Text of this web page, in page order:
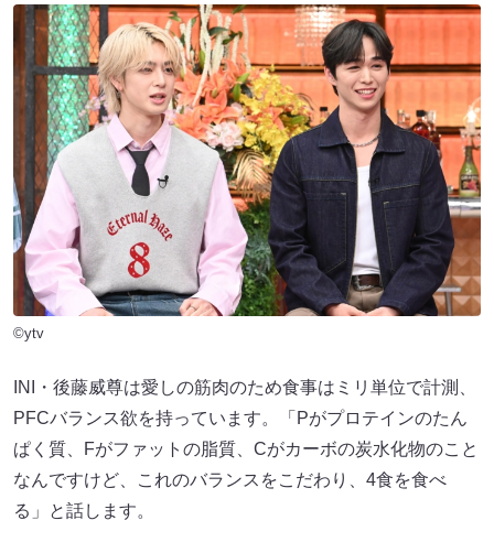
©ytv
INI・後藤威尊は愛しの筋肉のため食事はミリ単位で計測、
PFCバランス欲を持っています。「Pがプロテインのたん
ぱく質、Fがファットの脂質、Cがカーボの炭水化物のこと
なんですけど、これのバランスをこだわり、4食を食べ
る」と話します。